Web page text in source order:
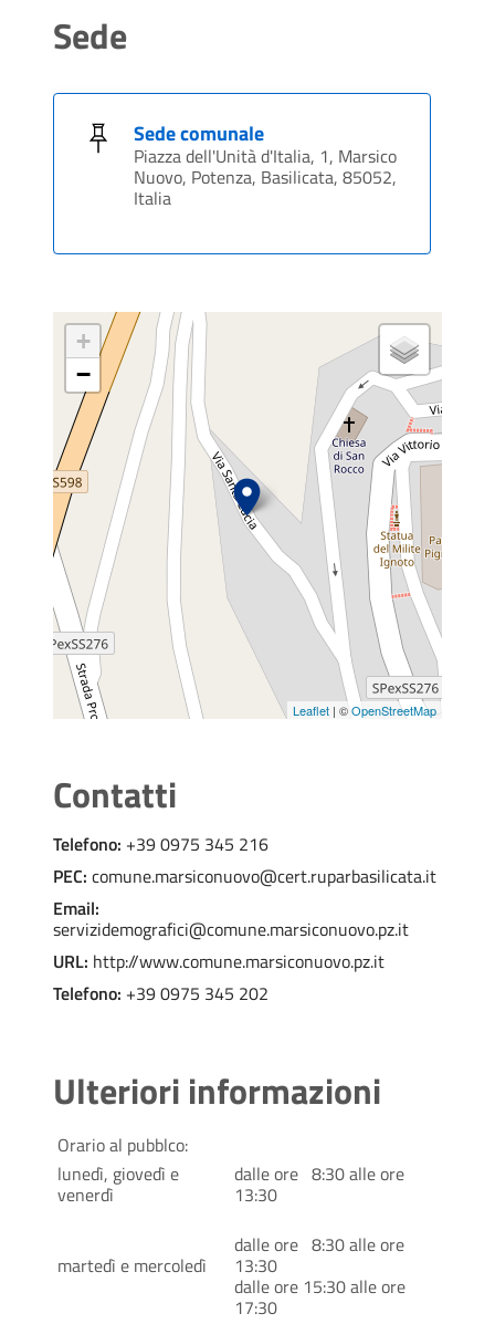
Sede
Sede comunale
Piazza dell'Unità d'Italia, 1, Marsico
Nuovo, Potenza, Basilicata, 85052,
Italia
+
−
Leaflet | ©OpenStreetMap
Contatti
Telefono: +39 0975 345 216
PEC: comune.marsiconuovo@cert.ruparbasilicata.it
Email:
servizidemografici@comune.marsiconuovo.pz.it
URL: http://www.comune.marsiconuovo.pz.it
Telefono: +39 0975 345 202
Ulteriori informazioni
Orario al pubblco:
lunedì, giovedì e
venerdì
dalle ore 8:30 alle ore
13:30
martedì e mercoledì
dalle ore 8:30 alle ore
13:30
dalle ore 15:30 alle ore
17:30